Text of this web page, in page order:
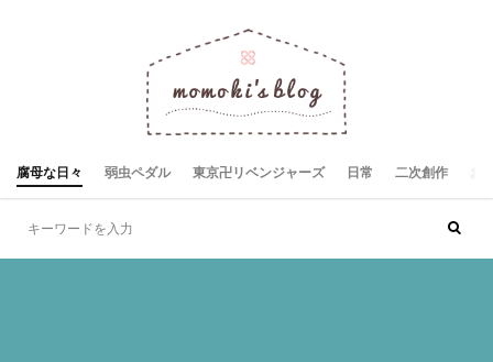
腐母な日々 弱虫ペダル 東京卍リベンジャーズ 日常 二次創作 お